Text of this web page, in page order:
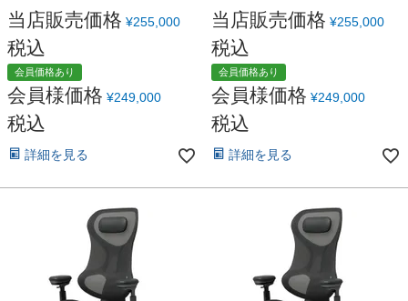
当店販売価格 ¥255,000
税込
会員価格あり
会員様価格 ¥249,000
税込
詳細を見る
当店販売価格 ¥255,000
税込
会員価格あり
会員様価格 ¥249,000
税込
詳細を見る